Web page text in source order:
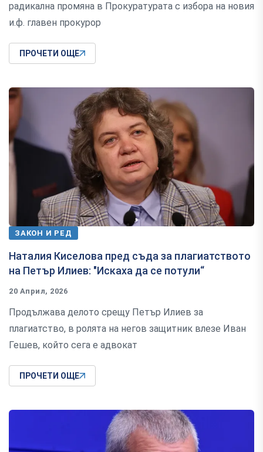
радикална промяна в Прокуратурата с избора на новия
и.ф. главен прокурор
ПРОЧЕТИ ОЩЕ
ЗАКОН И РЕД
Наталия Киселова пред съда за плагиатството
на Петър Илиев: "Искаха да се потули“
20 Април, 2026
Продължава делото срещу Петър Илиев за
плагиатство, в ролята на негов защитник влезе Иван
Гешев, който сега е адвокат
ПРОЧЕТИ ОЩЕ